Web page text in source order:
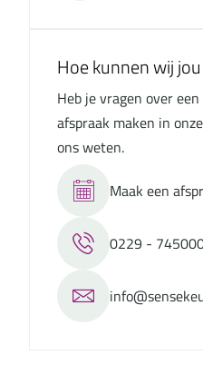
Hoe kunnen wij
Heb je vragen over
afspraak maken in
ons weten.
Maak een
0229 -